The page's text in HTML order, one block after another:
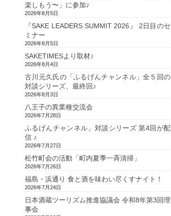
楽しもう〜」に参加♪
2026年8月5日
『SAKE LEADERS SUMMIT 2026』 2日目のセ
ミナー
2026年8月5日
SAKETIMESより取材♪
2026年8月4日
古川元久氏の「ふるげんチャンネル」全５回の
対談シリーズ、最終回♪
2026年8月3日
八王子の異業種交流会
2026年7月28日
ふるげんチャンネル」対談シリーズ 第4回が配
信 ♪
2026年7月27日
松竹町会の活動「町内夏季一斉清掃」
2026年7月26日
福島・浜通り 食と酒を味わい尽くすナイト！
2026年7月24日
日本酒蔵ツーリズム推進協議会 令和8年第3回理
事会